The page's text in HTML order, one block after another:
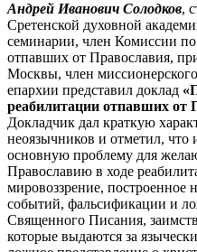
Андрей Иванович Солодков,
Сретенской духовной
семинарии, член Комиссии
отпавших от Православия,
Москвы, член
епархии представил доклад
реабилитации отпавших от
Докладчик дал краткую
неоязычников и отметил, что
основную проблему для
Православию в ходе
мировоззрение, построенное
событий, фальсификации и
Священного Писания,
которые выдаются за